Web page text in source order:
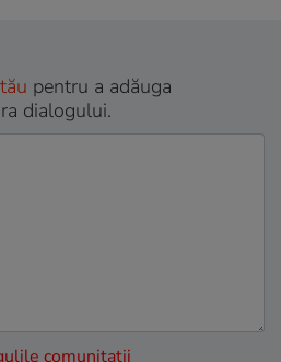
pentru a adăuga
dialogului.
comunitatii